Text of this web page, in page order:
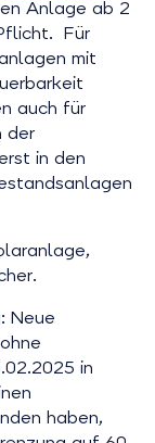
Anlage ab 2
Für
mit
auch für
der
in den
Neue
in
haben,